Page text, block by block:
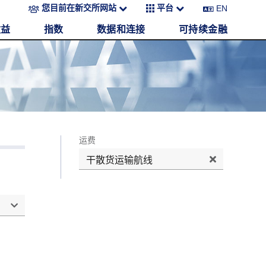
您目前在新交所网站 平台 EN
指数 数据和连接 可持续金融
运费